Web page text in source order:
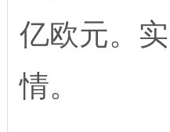
亿欧元。
情。